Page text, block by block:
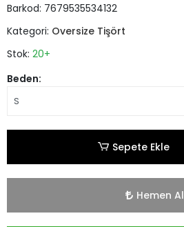
Barkod: 7679535534132
Kategori: Oversize Tişört
Stok: 20+
Beden:
Sepete Ekle
Hemen Al